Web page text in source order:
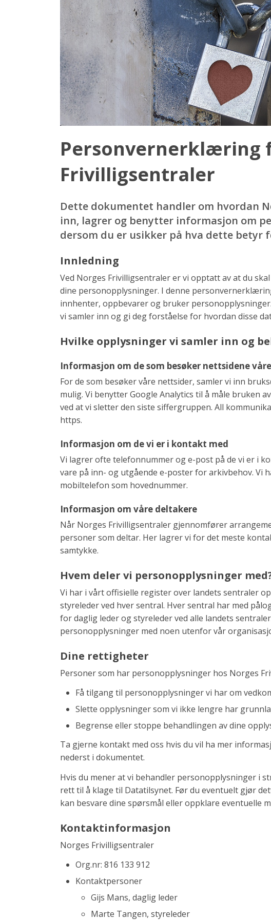
Personvernerklæring
Frivilligsentraler
Dette dokumentet handler om hvordan
inn, lagrer og benytter informasjon om
dersom du er usikker på hva dette betyr
Innledning
Ved Norges Frivilligsentraler er vi opptatt av at du
dine personopplysninger. I denne
innhenter, oppbevarer og bruker
vi samler inn og gi deg forståelse for hvordan disse
Hvilke opplysninger vi samler inn og
Informasjon om de som besøker nettsidene våre
For de som besøker våre nettsider, samler vi inn
mulig. Vi benytter Google Analytics til å måle bruken
ved at vi sletter den siste siffergruppen. All
https.
Informasjon om de vi er i kontakt med
Vi lagrer ofte telefonnummer og e-post på de vi er i
vare på inn- og utgående e-poster for arkivbehov. Vi
mobiltelefon som hovednummer.
Informasjon om våre deltakere
Når Norges Frivilligsentraler gjennomfører
personer som deltar. Her lagrer vi for det meste
samtykke.
Hvem deler vi personopplysninger
Vi har i vårt offisielle register over landets sentraler
styreleder ved hver sentral. Hver sentral har med
for daglig leder og styreleder ved alle landets
personopplysninger med noen utenfor vår
Dine rettigheter
Personer som har personopplysninger hos Norges
Få tilgang til personopplysninger vi har om
Slette opplysninger som vi ikke lengre har
Begrense eller stoppe behandlingen av dine
Ta gjerne kontakt med oss hvis du vil ha mer
nederst i dokumentet.
Hvis du mener at vi behandler personopplysninger i
rett til å klage til Datatilsynet. Før du eventuelt gjør
kan besvare dine spørsmål eller oppklare eventuelle
Kontaktinformasjon
Norges Frivilligsentraler
Org.nr: 816 133 912
Kontaktpersoner
Gijs Mans, daglig leder
Marte Tangen, styreleder